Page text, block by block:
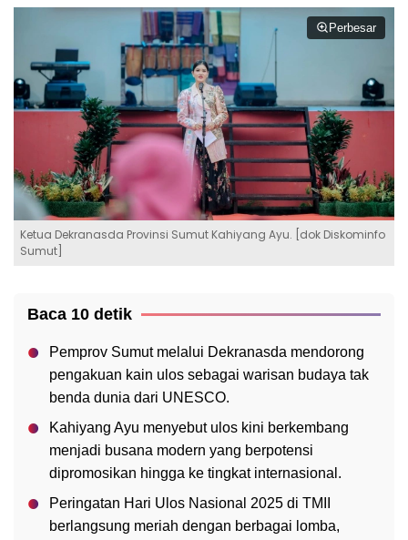
Perbesar
Ketua Dekranasda Provinsi Sumut Kahiyang Ayu. [dok Diskominfo
Sumut]
Baca 10 detik
Pemprov Sumut melalui Dekranasda mendorong
pengakuan kain ulos sebagai warisan budaya tak
benda dunia dari UNESCO.
Kahiyang Ayu menyebut ulos kini berkembang
menjadi busana modern yang berpotensi
dipromosikan hingga ke tingkat internasional.
Peringatan Hari Ulos Nasional 2025 di TMII
berlangsung meriah dengan berbagai lomba,